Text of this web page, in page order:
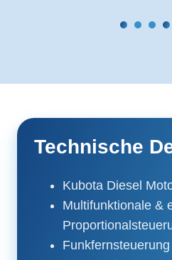
Technische
Kubota Diesel
Multifunktionale &